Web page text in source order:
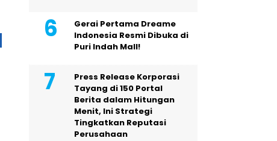
Gerai Pertama Dreame
Indonesia Resmi Dibuka di
Puri Indah Mall!
Press Release Korporasi
Tayang di 150 Portal
Berita dalam Hitungan
Menit, Ini Strategi
Tingkatkan Reputasi
Perusahaan